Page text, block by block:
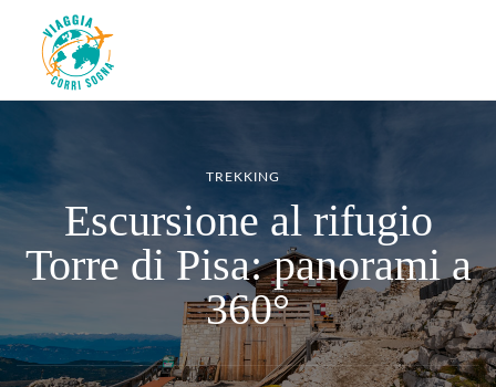
Viaggiacorrisogna – Blog di
viaggi e running
Viaggi zaino in spalla e corse in giro per il mondo
TREKKING
Escursione al rifugio
Torre di Pisa: panorami a
360°